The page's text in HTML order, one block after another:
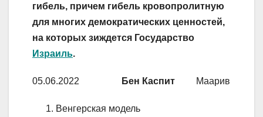
гибель, причем гибель кровопролитную
для многих демократических ценностей,
на которых зиждется Государство
Израиль.
05.06.2022 Бен Каспит Маарив
Венгерская модель